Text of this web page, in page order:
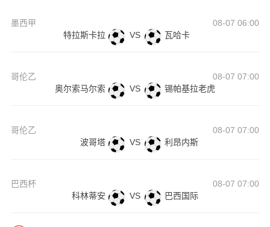
墨西甲
08-07 06:00
特拉斯卡拉
VS 瓦哈卡
哥伦乙
08-07 07:00
奥尔索马尔索
VS 锡帕基拉老虎
哥伦乙
08-07 07:00
波哥塔
VS 利昂内斯
巴西杯
08-07 07:00
科林蒂安
VS 巴西国际